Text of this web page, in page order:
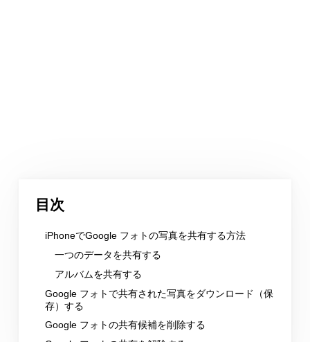
目次
iPhoneでGoogle フォトの写真を共有する方法
一つのデータを共有する
アルバムを共有する
Google フォトで共有された写真をダウンロード（保
存）する
Google フォトの共有候補を削除する